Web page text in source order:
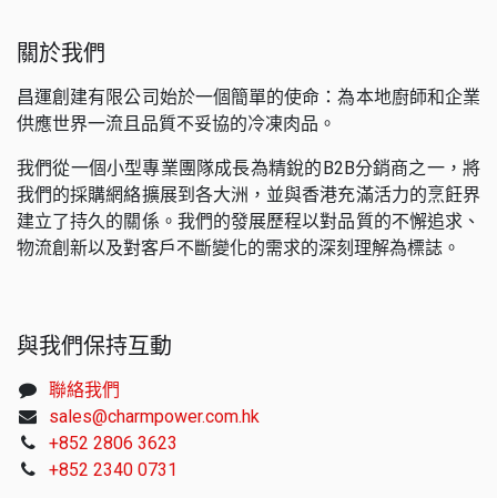
關於我們
昌運創建有限公司始於一個簡單的使命：為本地廚師和企業
供應世界一流且品質不妥協的冷凍肉品。
我們從一個小型專業團隊成長為精銳的B2B分銷商之一，將
我們的採購網絡擴展到各大洲，並與香港充滿活力的烹飪界
建立了持久的關係。我們的發展歷程以對品質的不懈追求、
物流創新以及對客戶不斷變化的需求的深刻理解為標誌。
與我們保持互動
聯絡我們
sales@charmpower.com.hk
+852 2806 3623
+852 2340 0731